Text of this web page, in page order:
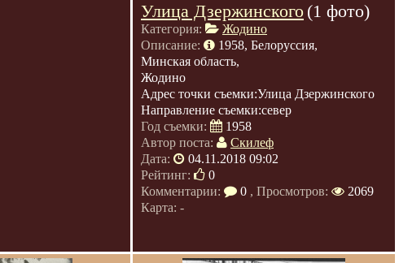
Улица Дзержинского (1 фото)
Категория:
Жодино
Описание:
1958, Белоруссия,
Минская область,
Жодино
Адрес точки съемки:Улица Дзержинского
Направление съемки:север
Год съемки:
1958
Автор поста:
Скилеф
Дата:
04.11.2018 09:02
Рейтинг:
0
Комментарии:
0 , Просмотров:
2069
Карта: -